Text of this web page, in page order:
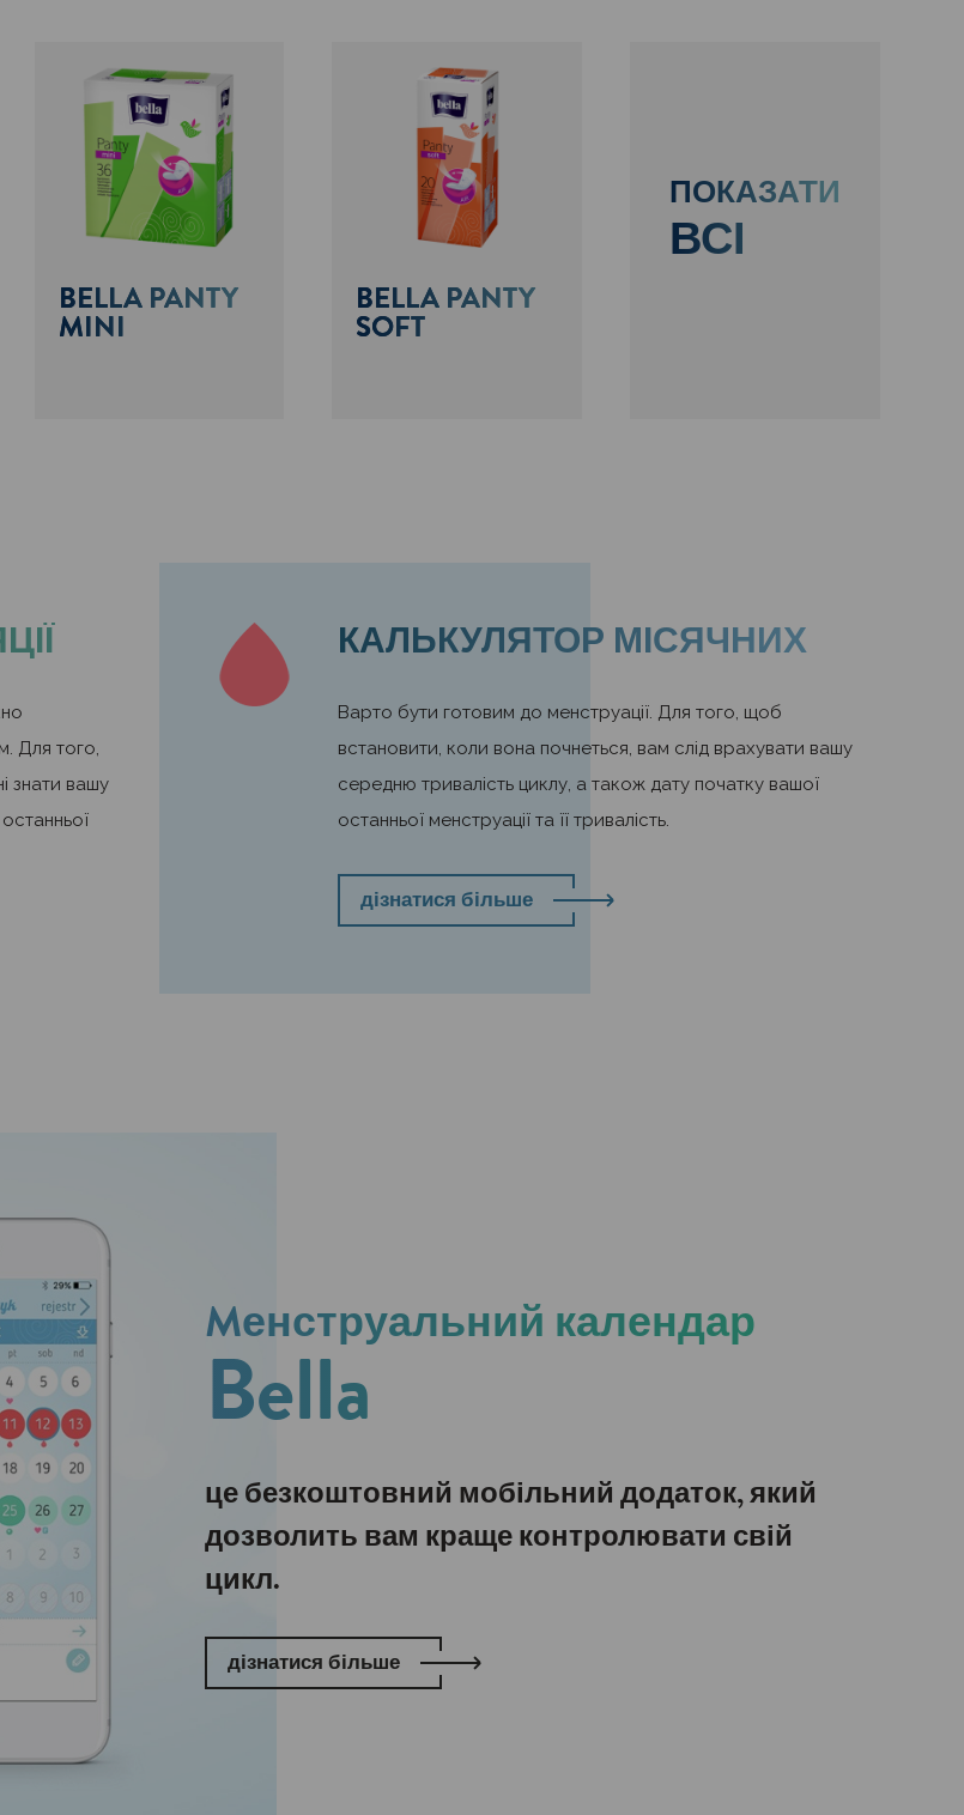
BELLA PANTY
MINI
BELLA PANTY
SOFT
ПОКАЗАТИ
ВСІ
Для того,
знати вашу
КАЛЬКУЛЯТОР МІСЯЧНИХ
Варто бути готовим до менструації. Для того, щоб
встановити, коли вона почнеться, вам слід врахувати вашу
середню тривалість циклу, а також дату початку вашої
останньої менструації та її тривалість.
дізнатися більше
Mенструальний календар
Bella
це безкоштовний мобільний додаток, який
дозволить вам краще контролювати свій
цикл.
дізнатися більше